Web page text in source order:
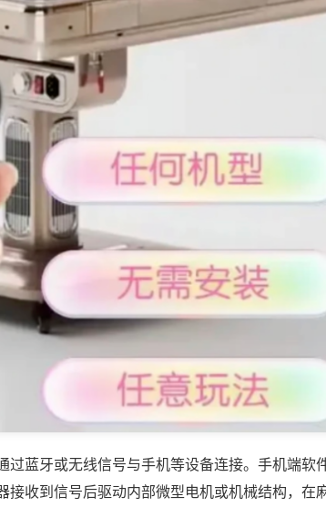
过蓝牙或无线信号与手机等设备连接。手机端软
接收到信号后驱动内部微型电机或机械结构，在